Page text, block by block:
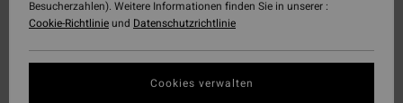
Besucherzahlen). Weitere Informationen finden Sie in unserer :
Cookie-Richtlinieund Datenschutzrichtlinie
Cookies verwalten